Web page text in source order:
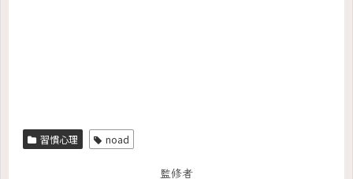
習慣心理 noad
監修者